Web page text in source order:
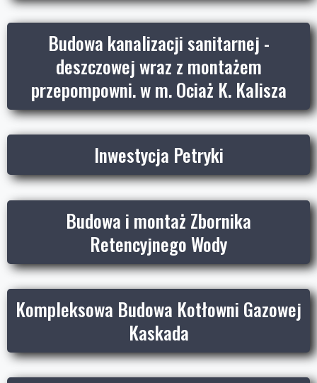
Budowa kanalizacji sanitarnej -
deszczowej wraz z montażem
przepompowni. w m. Ociaż K. Kalisza
Inwestycja Petryki
Budowa i montaż Zbornika
Retencyjnego Wody
Kompleksowa Budowa Kotłowni Gazowej
Kaskada